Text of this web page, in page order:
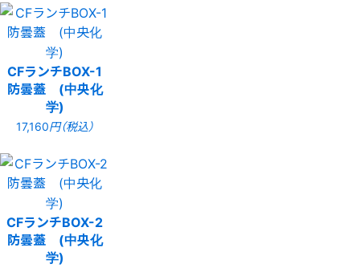
CFランチBOX-1
防曇蓋 (中央化
学)
17,160円（税込）
CFランチBOX-2
防曇蓋 (中央化
学)